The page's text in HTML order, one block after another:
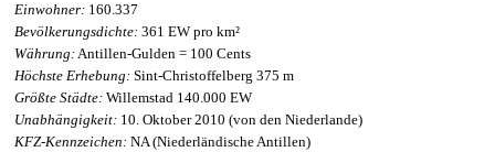
Einwohner: 160.337
Bevölkerungsdichte: 361 EW pro km²
Währung:Antillen-Gulden = 100 Cents
Höchste Erhebung: Sint-Christoffelberg 375 m
Größte Städte: Willemstad 140.000 EW
Unabhängigkeit: 10. Oktober 2010 (von den Niederlande)
KFZ-Kennzeichen: NA (Niederländische Antillen)